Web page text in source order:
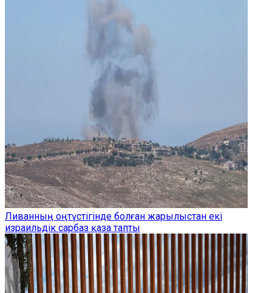
Ливанның оңтүстігінде болған жарылыстан екі
израильдік сарбаз қаза тапты